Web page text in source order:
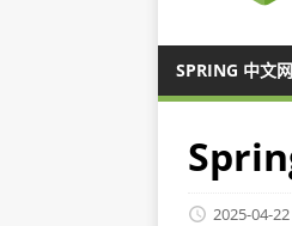
SPRING 中文网
2025-04-22